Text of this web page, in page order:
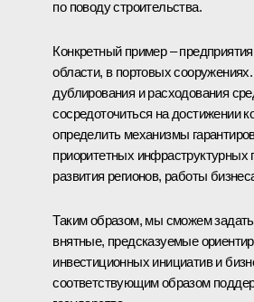
по поводу строительства.
Конкретный пример –
области, в портовых
дублирования и расходования
сосредоточиться на достижении
определить механизмы
приоритетных инфраструктурных
развития регионов, работы
Таким образом, мы сможем
внятные, предсказуемые
инвестиционных инициатив и
соответствующим образом